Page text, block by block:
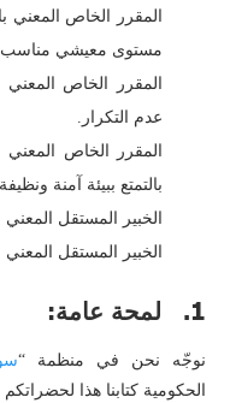
المقرر الخاص
مستوى معيشي مناسب
المقرر الخاص المعني
عدم التكرار.
المقرر الخاص المعني
بالتمتع ببيئة آمنة
الخبير المستقل
الخبير المستقل
1. لمحة عامة:
نوجّه نحن في منظمة “
الحكومية كتابنا هذا